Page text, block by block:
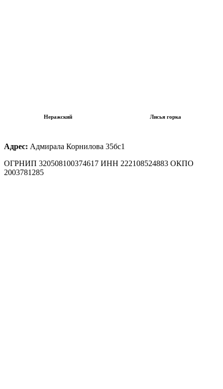
Неражский Лисья горка
Адрес: Адмирала Корнилова 35бс1
ОГРНИП 320508100374617 ИНН 222108524883 ОКПО
2003781285